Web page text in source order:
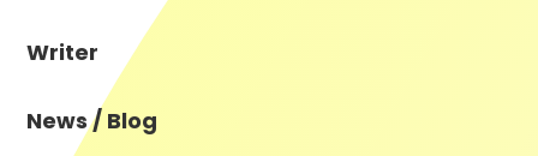
Writer
News / Blog